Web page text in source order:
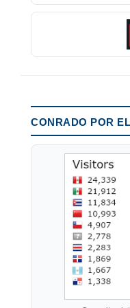
CONRADO POR